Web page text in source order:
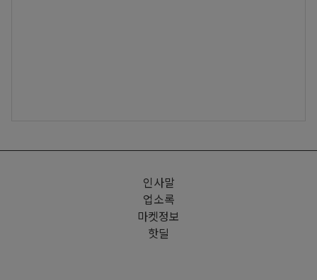
인사말
업소록
마켓정보
핫딜